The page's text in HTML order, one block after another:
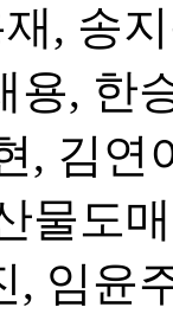
, 송
용,
, 김연
물도
, 임윤